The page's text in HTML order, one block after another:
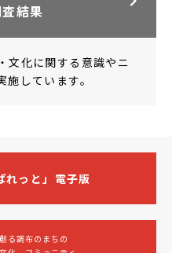
結果
文化に関する意識やニ
しています。
れっと」電子版
る調布のまちの